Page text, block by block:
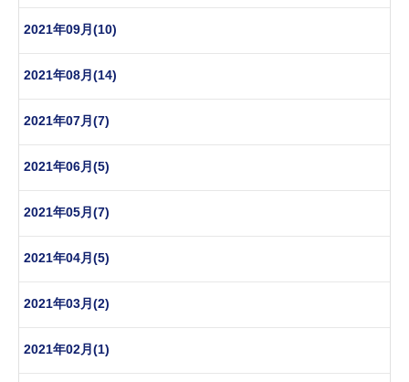
2021年09月(10)
2021年08月(14)
2021年07月(7)
2021年06月(5)
2021年05月(7)
2021年04月(5)
2021年03月(2)
2021年02月(1)